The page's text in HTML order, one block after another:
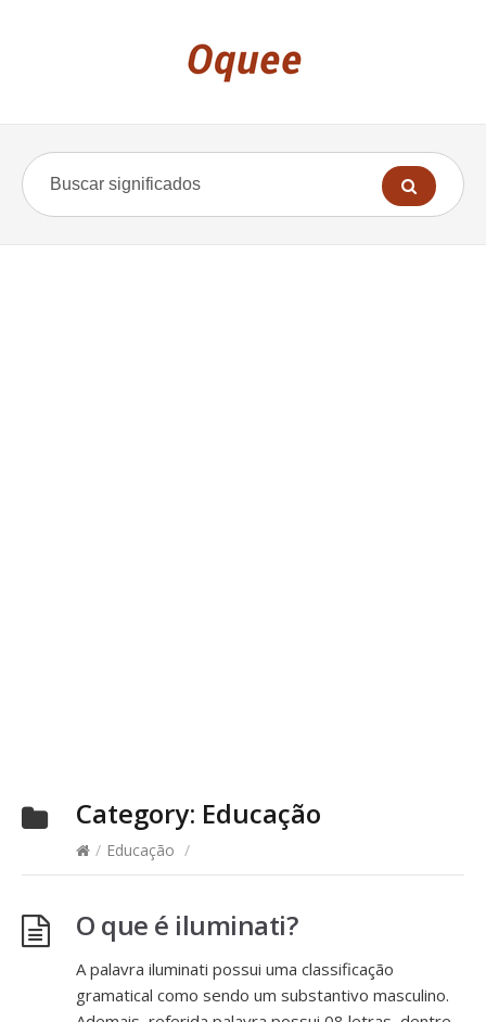
Category: Educação
/ Educação /
O que é iluminati?
A palavra iluminati possui uma classificação
gramatical como sendo um substantivo masculino.